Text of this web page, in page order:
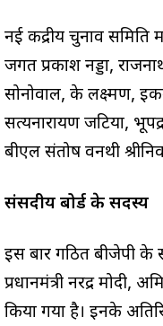
नई केंद्रीय चुनाव समिति में
जगत प्रकाश नड्डा,
सोनोवाल, के लक्ष्मण,
सत्यनारायण जटिया,
बीएल संतोष वनथी
संसदीय बोर्ड के सदस्य
इस बार गठित बीजेपी के
प्रधानमंत्री नरेंद्र मोदी,
किया गया है। इनके